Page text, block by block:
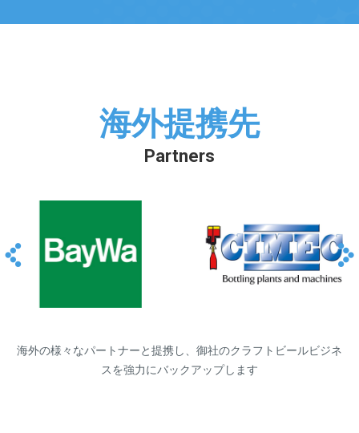
海外提携先
Partners
海外の様々なパートナーと提携し、御社のクラフトビールビジネ
スを強力にバックアップします